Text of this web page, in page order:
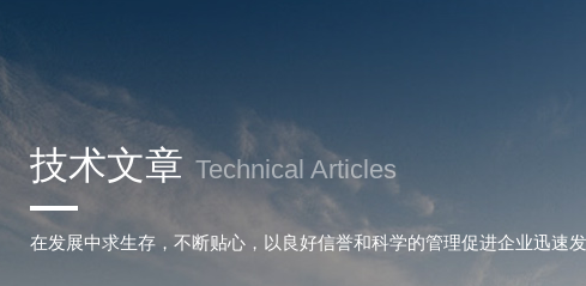
技术文章 Technical Articles
在发展中求生存，不断贴心，以良好信誉和科学的管理促进企业迅速